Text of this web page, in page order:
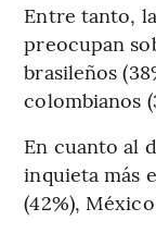
Entre tanto,
preocupan
brasileños
colombianos
En cuanto al
inquieta más
(42%),